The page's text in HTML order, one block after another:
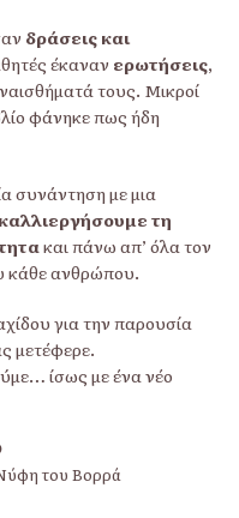
δράσεις και
έκαναν ερωτήσεις,
τους. Μικροί
φάνηκε πως ήδη
συνάντηση με μια
καλλιεργήσουμε τη
και πάνω απ’ όλα τον
κάθε ανθρώπου.
για την παρουσία
μετέφερε.
ίσως με ένα νέο
του Βορρά